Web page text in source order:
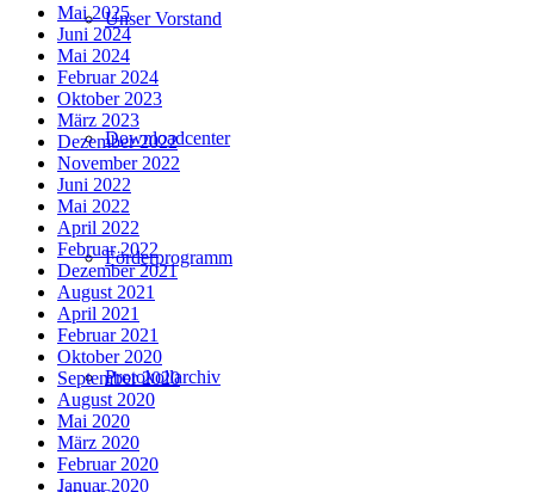
Unser Vorstand
Downloadcenter
Förderprogramm
Protokollarchiv
Mai 2025
Juni 2024
Mai 2024
Februar 2024
Oktober 2023
März 2023
Dezember 2022
November 2022
Juni 2022
Mai 2022
April 2022
Februar 2022
Dezember 2021
August 2021
April 2021
Februar 2021
Oktober 2020
September 2020
August 2020
Mai 2020
März 2020
Februar 2020
Januar 2020